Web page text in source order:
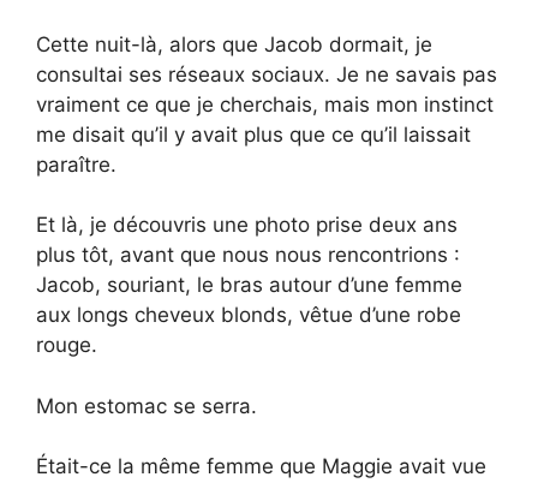
Cette nuit-là, alors que Jacob dormait, je
consultai ses réseaux sociaux. Je ne savais pas
vraiment ce que je cherchais, mais mon instinct
me disait qu’il y avait plus que ce qu’il laissait
paraître.
Et là, je découvris une photo prise deux ans
plus tôt, avant que nous nous rencontrions :
Jacob, souriant, le bras autour d’une femme
aux longs cheveux blonds, vêtue d’une robe
rouge.
Mon estomac se serra.
Était-ce la même femme que Maggie avait vue